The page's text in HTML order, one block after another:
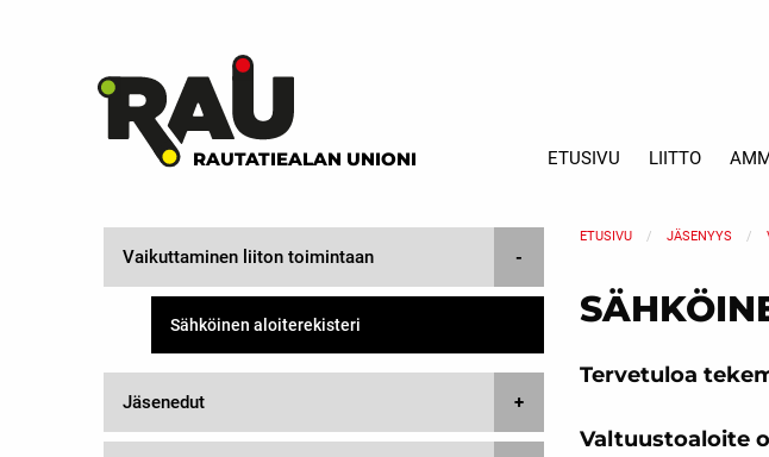
RAUTATIEALAN UNIONI ETUSIVU LIITTO
ETUSIVU JÄSENYYS
Tervetuloa
Valtuustoaloite
Vaikuttaminen liiton toimintaan
Sähköinen aloiterekisteri
Jäsenedut